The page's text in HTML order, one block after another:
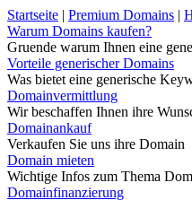
Startseite | Premium Domains |
Warum Domains kaufen?
Gruende warum Ihnen eine
Vorteile generischer Domains
Was bietet eine generische
Domainvermittlung
Wir beschaffen Ihnen ihre
Domainankauf
Verkaufen Sie uns ihre Domain
Domain mieten
Wichtige Infos zum Thema
Domainfinanzierung